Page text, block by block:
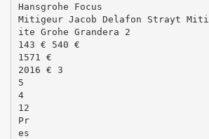
Hansgrohe Focus
Mitigeur Jacob Delafon Strayt
ite Grohe Grandera 2
143 € 540 €
1571 €
2016 € 3
5
4
12
Pr
es